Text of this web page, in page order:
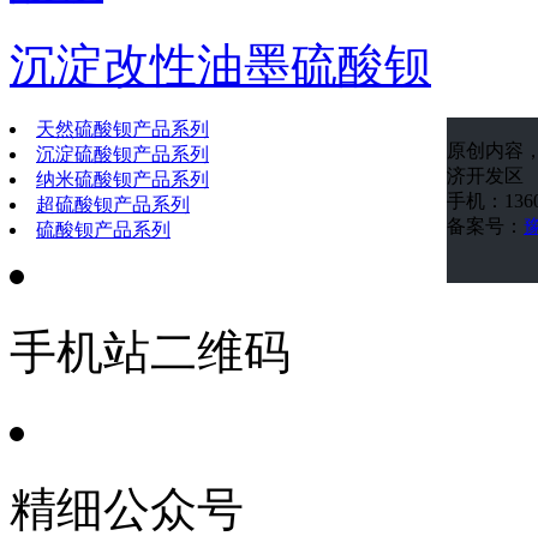
沉淀改性油墨硫酸钡
天然硫酸钡产品系列
沉淀硫酸钡产品系列
纳米硫酸钡产品系列
超硫酸钡产品系列
硫酸钡产品系列
原创内容
济开发区
手机：
备案号：
手机站二维码
精细公众号